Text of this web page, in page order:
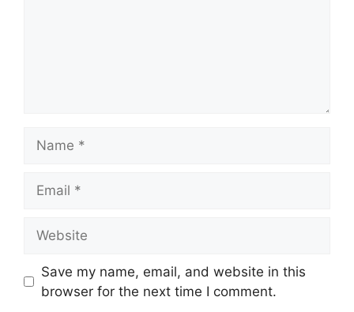
Save my name, email, and website in this
browser for the next time I comment.